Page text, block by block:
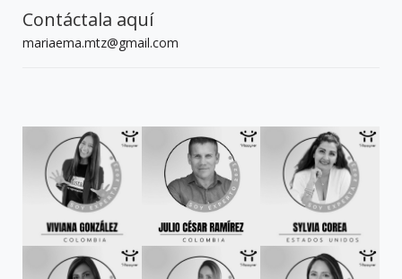
Contáctala aquí
mariaema.mtz@gmail.com